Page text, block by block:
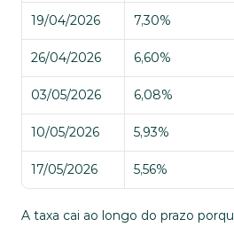
19/04/2026 7,30%
26/04/2026 6,60%
03/05/2026 6,08%
10/05/2026 5,93%
17/05/2026 5,56%
A taxa cai ao longo do prazo